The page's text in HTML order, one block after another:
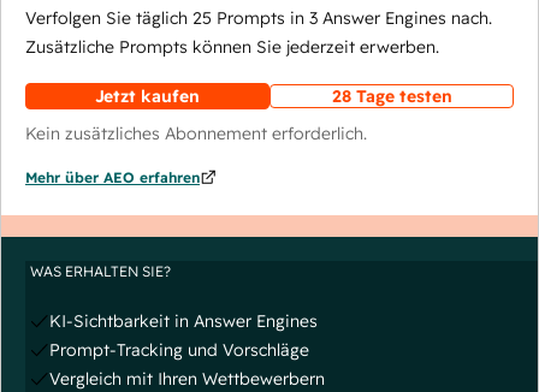
Verfolgen Sie täglich 25 Prompts in 3 Answer Engines nach.
Zusätzliche Prompts können Sie jederzeit erwerben.
Jetzt kaufen
28 Tage testen
Kein zusätzliches Abonnement erforderlich.
Mehr über AEO erfahren
WAS ERHALTEN SIE?
KI-Sichtbarkeit in Answer Engines
Prompt-Tracking und Vorschläge
Vergleich mit Ihren Wettbewerbern